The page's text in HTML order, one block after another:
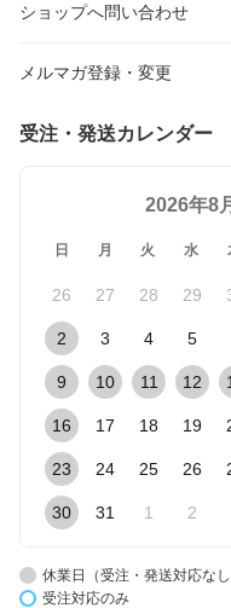
ショップへ問い合わせ
メルマガ登録・変更
受注・発送カレンダー
2026年8
日 月 火 水
26 27 28 29
2 3 4 5
9 10 11 12
16 17 18 19
23 24 25 26
30 31 1 2
休業日（受注・発送対応なし
受注対応のみ